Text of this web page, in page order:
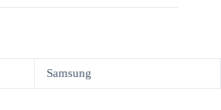
Samsung